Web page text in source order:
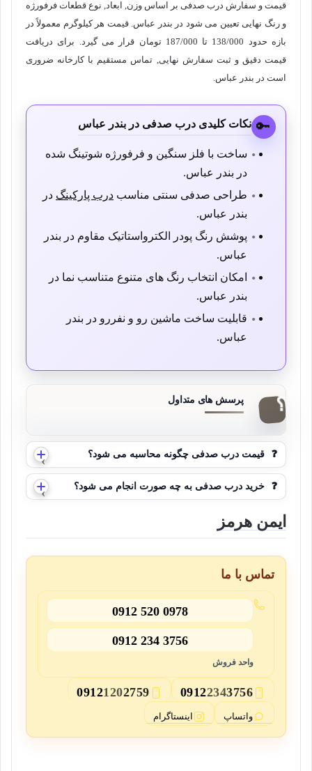
قیمت و سفارش درب صدفی بر اساس وزن, ابعاد, نوع قطعات فرفورژه
و رنگ نهایی تعیین می شود در بندر عباس. قیمت هر کیلوگرم معمولاً در
بازه حدود 138/000 تا 187/000 تومان قرار می گیرد. برای دریافت
قیمت دقیق و ثبت سفارش نهایی, تماس مستقیم با کارخانه ضروری
است در بندر عباس.
🔑 نکات کلیدی درب صدفی در بندر عباس
ساخت با فلز سنگین و فرفورژه شوتینگ شده
در بندر عباس.
طراحی صدفی سنتی مناسب درب پارکینگ در
بندر عباس.
پوشش رنگ پودر الکترواستاتیک مقاوم در بندر
عباس.
امکان انتخاب رنگ های متنوع متناسب نما در
بندر عباس.
قابلیت ساخت ماشین رو و نفررو در بندر
عباس.
❓ قیمت درب صدفی چگونه محاسبه می شود؟
❓ خرید درب صدفی به چه صورت انجام می شود؟
ایمن هرمز
تماس با ما
0912 520 0978
0912 234 3756
واحد فروش
2
09122343756
3
09121202759
واتساپ اینستاگرام